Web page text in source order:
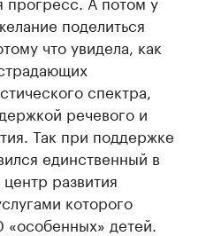
поделиться
что увидела, как
спектра,
речевого и
Так при поддержке
единственный в
развития
которого
«особенных» детей.